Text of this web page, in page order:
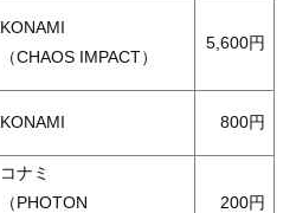
KONAMI
（CHAOS IMPACT）
5,600
KONAMI 800
コナミ
（PHOTON
200